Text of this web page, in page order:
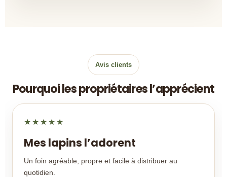
Avis clients
Pourquoi les propriétaires l’apprécient
★★★★★
Mes lapins l’adorent
Un foin agréable, propre et facile à distribuer au
quotidien.